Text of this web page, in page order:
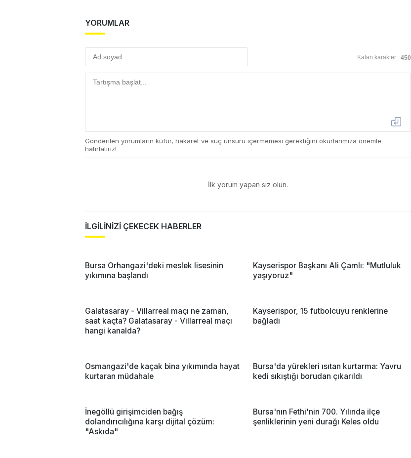
YORUMLAR
Kalan karakter : 450
Gönderilen yorumların küfür, hakaret ve suç unsuru içermemesi gerektiğini okurlarımıza önemle
hatırlatırız!
İlk yorum yapan siz olun.
İLGİLİNİZİ ÇEKECEK HABERLER
Bursa Orhangazi'deki meslek lisesinin
yıkımına başlandı
Kayserispor Başkanı Ali Çamlı: "Mutluluk
yaşıyoruz"
Galatasaray - Villarreal maçı ne zaman,
saat kaçta? Galatasaray - Villarreal maçı
hangi kanalda?
Kayserispor, 15 futbolcuyu renklerine
bağladı
Osmangazi'de kaçak bina yıkımında hayat
kurtaran müdahale
Bursa'da yürekleri ısıtan kurtarma: Yavru
kedi sıkıştığı borudan çıkarıldı
İnegöllü girişimciden bağış
dolandırıcılığına karşı dijital çözüm:
"Askıda"
Bursa'nın Fethi'nin 700. Yılında ilçe
şenliklerinin yeni durağı Keles oldu